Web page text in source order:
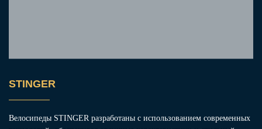
STINGER
Велосипеды STINGER разработаны с использованием современных